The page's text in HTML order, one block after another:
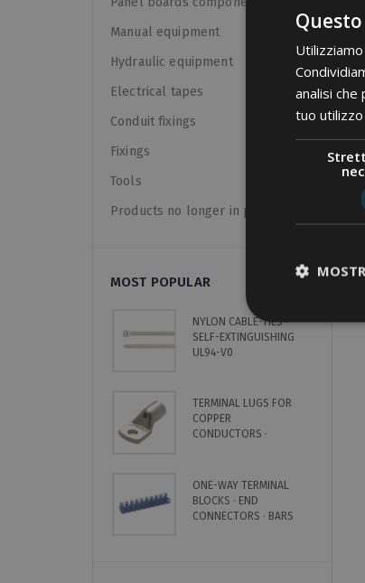
Manual equipment
Hydraulic equipment
Electrical tapes
Conduit fixings
Fixings
Tools
Products no longer in pricelist
MOST POPULAR
NYLON CABLE-TIES ·
SELF-EXTINGUISHING
UL94-V0
TERMINAL LUGS FOR
COPPER
CONDUCTORS ·
ONE-WAY TERMINAL
BLOCKS · END
CONNECTORS · BARS
analisi
tuo